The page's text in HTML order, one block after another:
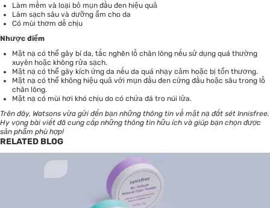
Làm mềm và loại bỏ mụn đầu đen hiệu quả
Làm sạch sâu và dưỡng ẩm cho da
Có mùi thơm dễ chịu
Nhược điểm
Mặt nạ có thể gây bí da, tắc nghẽn lỗ chân lông nếu sử dụng quá thường
xuyên hoặc không rửa sạch.
Mặt nạ có thể gây kích ứng da nếu da quá nhạy cảm hoặc bị tổn thương.
Mặt nạ có thể không hiệu quả với mụn đầu đen cứng đầu hoặc sâu trong lỗ
chân lông.
Mặt nạ có mùi hơi khó chịu do có chứa đá tro núi lửa.
Trên đây, Watsons vừa gửi đến bạn những thông tin về mặt nạ đất sét Innisfree.
Hy vọng bài viết đã cung cấp những thông tin hữu ích và giúp bạn chọn được
sản phẩm phù hợp!
RELATED BLOG